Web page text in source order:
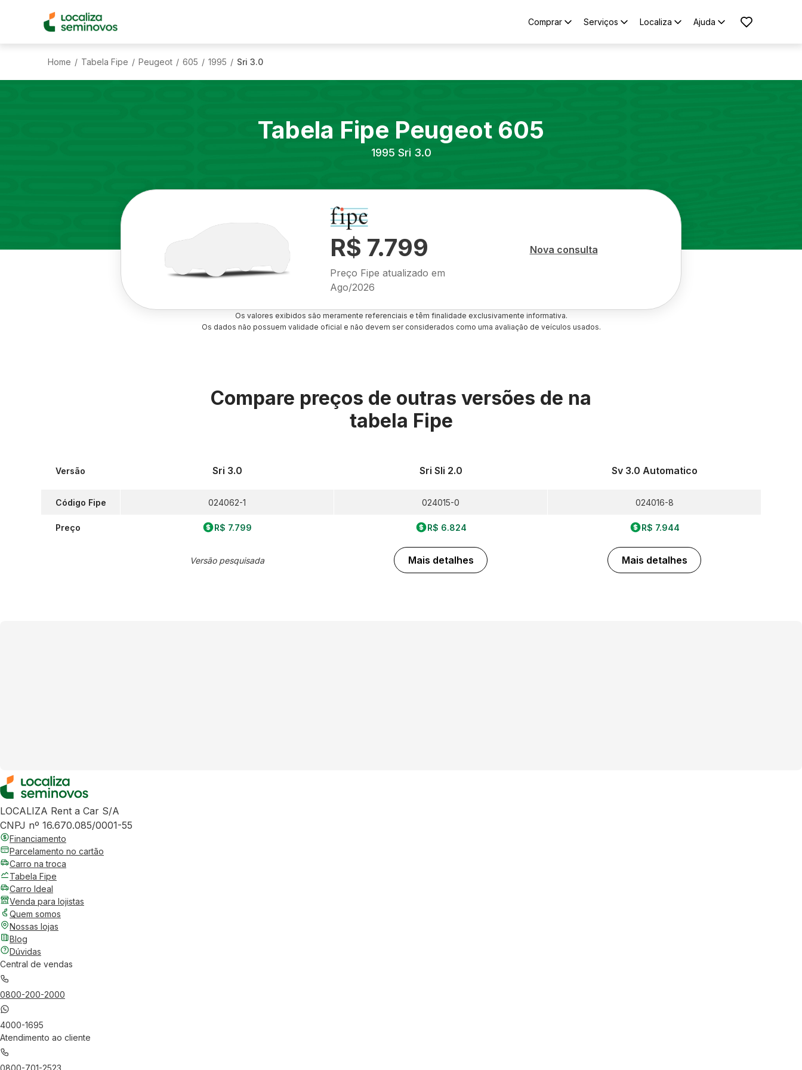
Comprar Serviços Localiza Ajuda
Home / Tabela Fipe / Peugeot / 605 / 1995 / Sri 3.0
Tabela Fipe Peugeot 605
1995 Sri 3.0
R$ 7.799
Preço Fipe atualizado em
Ago/2026
Nova consulta
Os valores exibidos são meramente referenciais e têm finalidade exclusivamente informativa.
Os dados não possuem validade oficial e não devem ser considerados como uma avaliação de veículos usados.
Compare preços de outras versões de na
tabela Fipe
Versão
Código Fipe
Preço
Sri 3.0
024062-1
R$ 7.799
Versão pesquisada
Sri Sli 2.0
024015-0
R$ 6.824
Mais detalhes
Sv 3.0 Automatico
024016-8
R$ 7.944
Mais detalhes
LOCALIZA Rent a Car S/A
CNPJ nº 16.670.085/0001-55
Financiamento
Parcelamento no cartão
Carro na troca
Tabela Fipe
Carro Ideal
Venda para lojistas
Quem somos
Nossas lojas
Blog
Dúvidas
Central de vendas
0800-200-2000
4000-1695
Atendimento ao cliente
0800-701-2523